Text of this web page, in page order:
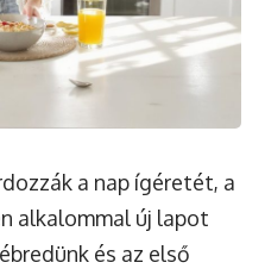
a nap ígéretét, a
alkalommal új lapot
és az első